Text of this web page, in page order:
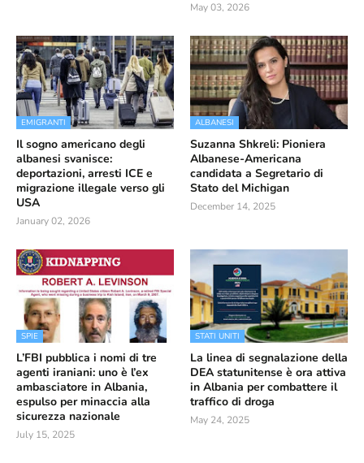
May 03, 2026
EMIGRANTI
Il sogno americano degli
albanesi svanisce:
deportazioni, arresti ICE e
migrazione illegale verso gli
USA
January 02, 2026
ALBANESI
Suzanna Shkreli: Pioniera
Albanese-Americana
candidata a Segretario di
Stato del Michigan
December 14, 2025
SPIE
L’FBI pubblica i nomi di tre
agenti iraniani: uno è l’ex
ambasciatore in Albania,
espulso per minaccia alla
sicurezza nazionale
July 15, 2025
STATI UNITI
La linea di segnalazione della
DEA statunitense è ora attiva
in Albania per combattere il
traffico di droga
May 24, 2025